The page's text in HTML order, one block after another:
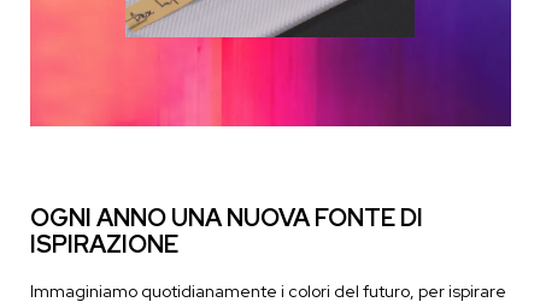
OGNI ANNO UNA NUOVA FONTE DI
ISPIRAZIONE
Immaginiamo quotidianamente i colori del futuro, per ispirare